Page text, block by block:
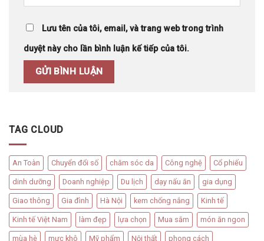
Lưu tên của tôi, email, và trang web trong trình
duyệt này cho lần bình luận kế tiếp của tôi.
TAG CLOUD
An Toàn Chuyển đổi số chăm sóc da Công nghệ Cổ phiếu
dinh dưỡng Doanh nghiệp Du lịch dạy nấu ăn gia dụng
Giao thông Gia đình Hà Nội kem chống nắng Kinh tế
Kinh tế Việt Nam làm đẹp lựa chọn Mua sắm món ăn ngon
mùa hè mực khô Mỹ phẩm Nội thất phong cách